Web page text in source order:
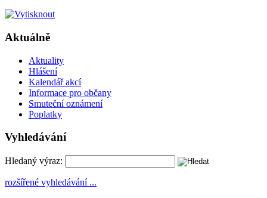
Aktuálně
Aktuality
Hlášení
Kalendář akcí
Informace pro občany
Smuteční oznámení
Poplatky
Vyhledávání
Hledaný výraz:
rozšířené vyhledávání ...